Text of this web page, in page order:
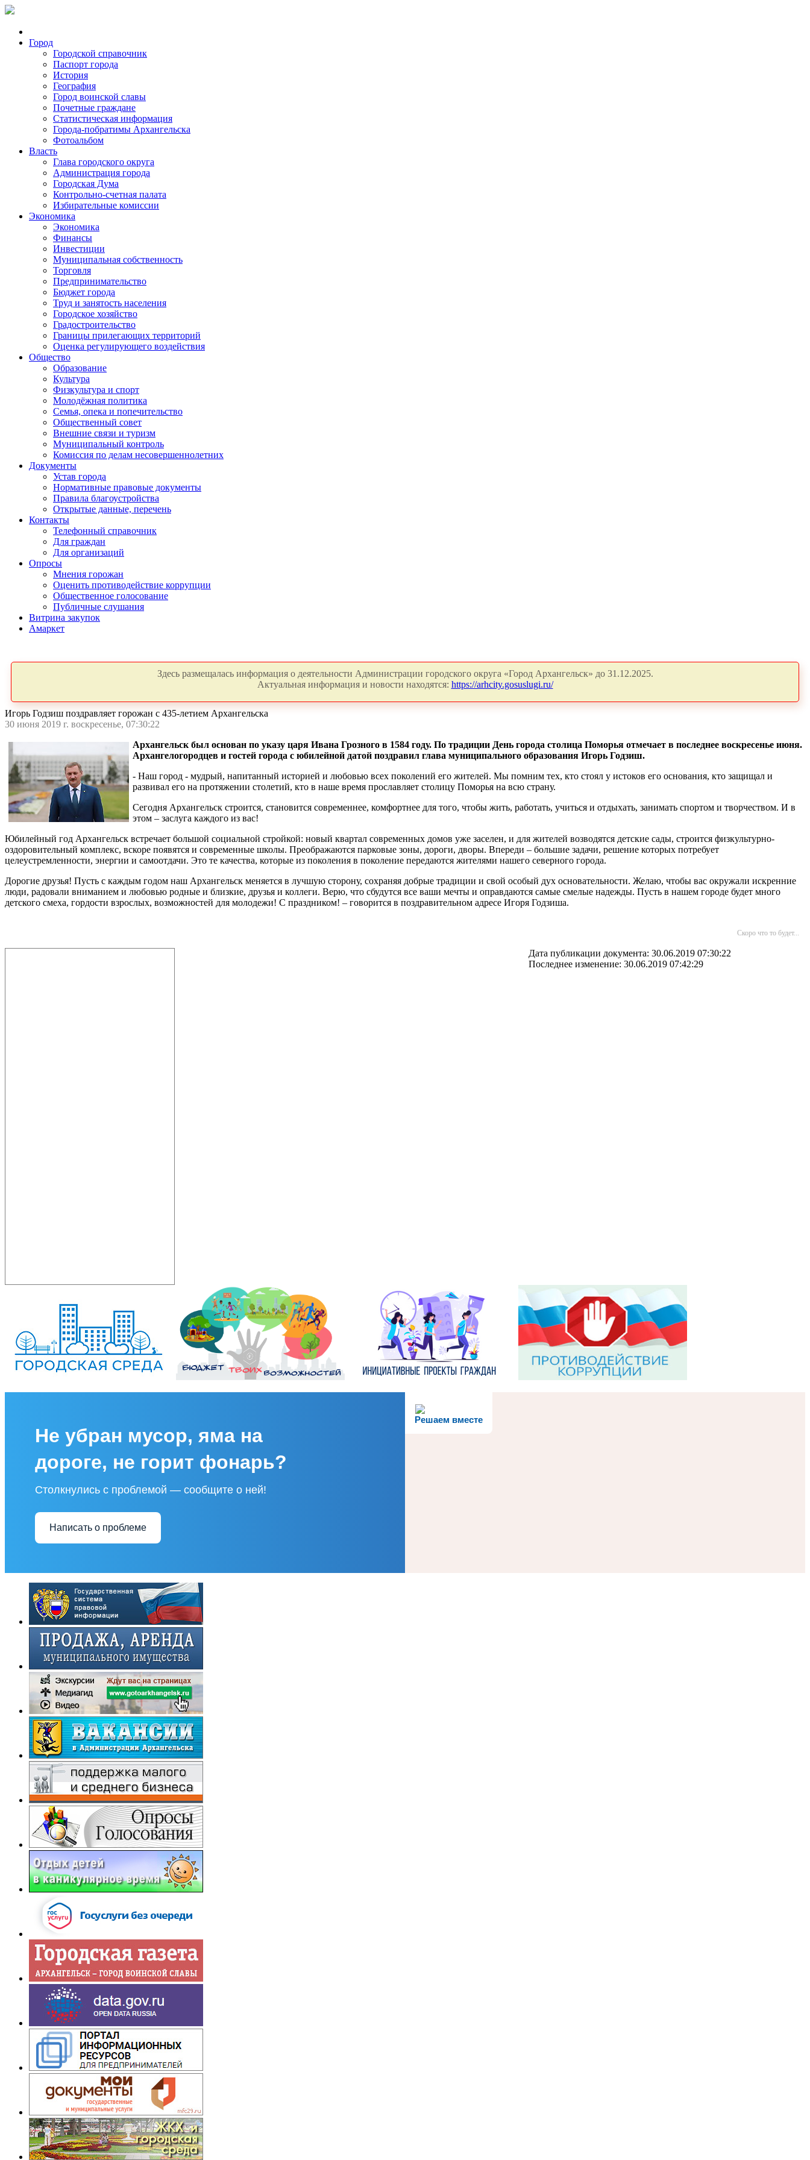
Город
Городской справочник
Паспорт города
История
География
Город воинской славы
Почетные граждане
Статистическая информация
Города-побратимы Архангельска
Фотоальбом
Власть
Глава городского округа
Администрация города
Городская Дума
Контрольно-счетная палата
Избирательные комиссии
Экономика
Экономика
Финансы
Инвестиции
Муниципальная собственность
Торговля
Предпринимательство
Бюджет города
Труд и занятость населения
Городское хозяйство
Градостроительство
Границы прилегающих территорий
Оценка регулирующего воздействия
Общество
Образование
Культура
Физкультура и спорт
Молодёжная политика
Семья, опека и попечительство
Общественный совет
Внешние связи и туризм
Муниципальный контроль
Комиссия по делам несовершеннолетних
Документы
Устав города
Нормативные правовые документы
Правила благоустройства
Открытые данные, перечень
Контакты
Телефонный справочник
Для граждан
Для организаций
Опросы
Мнения горожан
Оценить противодействие коррупции
Общественное голосование
Публичные слушания
Витрина закупок
Амаркет
Здесь размещалась информация о деятельности Администрации городского округа «Город Архангельск» до 31.12.2025.
Актуальная информация и новости находятся: https://arhcity.gosuslugi.ru/
Игорь Годзиш поздравляет горожан с 435-летием Архангельска
30 июня 2019 г. воскресенье, 07:30:22
Архангельск был основан по указу царя Ивана Грозного в 1584 году. По традиции День города столица Поморья отмечает в последнее воскресенье июня.
Архангелогородцев и гостей города с юбилейной датой поздравил глава муниципального образования Игорь Годзиш.
- Наш город - мудрый, напитанный историей и любовью всех поколений его жителей. Мы помним тех, кто стоял у истоков его основания, кто защищал и
развивал его на протяжении столетий, кто в наше время прославляет столицу Поморья на всю страну.
Сегодня Архангельск строится, становится современнее, комфортнее для того, чтобы жить, работать, учиться и отдыхать, занимать спортом и творчеством. И в
этом – заслуга каждого из вас!
Юбилейный год Архангельск встречает большой социальной стройкой: новый квартал современных домов уже заселен, и для жителей возводятся детские сады, строится физкультурно-
оздоровительный комплекс, вскоре появятся и современные школы. Преображаются парковые зоны, дороги, дворы. Впереди – большие задачи, решение которых потребует
целеустремленности, энергии и самоотдачи. Это те качества, которые из поколения в поколение передаются жителями нашего северного города.
Дорогие друзья! Пусть с каждым годом наш Архангельск меняется в лучшую сторону, сохраняя добрые традиции и свой особый дух основательности. Желаю, чтобы вас окружали искренние
люди, радовали вниманием и любовью родные и близкие, друзья и коллеги. Верю, что сбудутся все ваши мечты и оправдаются самые смелые надежды. Пусть в нашем городе будет много
детского смеха, гордости взрослых, возможностей для молодежи! С праздником! – говорится в поздравительном адресе Игоря Годзиша.
Скоро что то будет...
Дата публикации документа: 30.06.2019 07:30:22
Последнее изменение: 30.06.2019 07:42:29
Решаем вместе
Не убран мусор, яма на
дороге, не горит фонарь?
Столкнулись с проблемой — сообщите о ней!
Написать о проблеме